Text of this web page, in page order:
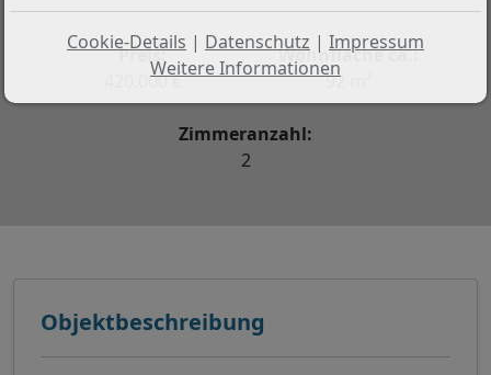
Preis:
420.000 €
Wohnfläche ca.:
92 m²
Zimmeranzahl:
2
Objektbeschreibung
Cookie-Details | Datenschutz | Impressum
Weitere Informationen